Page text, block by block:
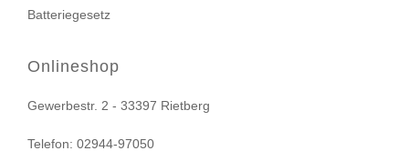
Batteriegesetz
Onlineshop
Gewerbestr. 2 - 33397 Rietberg
Telefon: 02944-97050